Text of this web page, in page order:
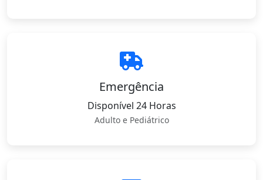
Emergência
Disponível 24 Horas
Adulto e Pediátrico